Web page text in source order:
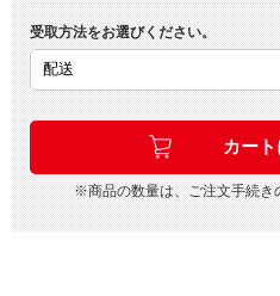
受取方法をお選びください。
※商品の数量は、ご注文手続き